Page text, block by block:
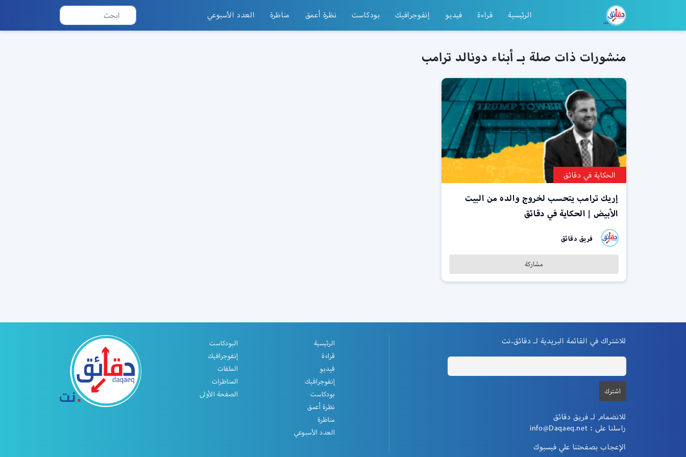
الرئيسية قراءة فيديو إنفوجرافيك بودكاست نظرة أعمق مناظرة العدد الأسبوعي
منشورات ذات صلة بـ أبناء دونالد ترامب
الحكاية في دقائق
إريك ترامب يتحسب لخروج والده من البيت
الأبيض | الحكاية في دقائق
فريق دقائق
مشاركة
للاشتراك في القائمة البريدية لـ دقائق.نت
للانضمام لـ فريق دقائق
راسلنا على : info@Daqaeq.net
الإعجاب بصفحتنا علي فيسبوك
الرئيسية
قراءة
فيديو
إنفوجرافيك
بودكاست
نظرة أعمق
مناظرة
العدد الأسبوعي
البودكاست
إنفوجرافيك
الملفات
المناظرات
الصفحة الأولى